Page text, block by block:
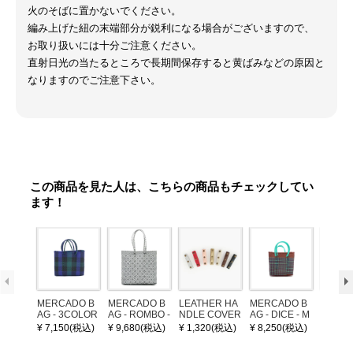
火のそばに置かないでください。
編み上げた紐の末端部分が鋭利になる場合がございますので、
お取り扱いには十分ご注意ください。
直射日光の当たるところで長期間保存すると黄ばみなどの原因と
なりますのでご注意下さい。
この商品を見た人は、こちらの商品もチェックしてい
ます！
MERCADO B
AG - 3COLOR
S CHECK - Bl
ack / Dark Gre
¥ 7,150(税込)
MERCADO B
AG - ROMBO -
LONG HANDL
E - Silver / Whi
¥ 9,680(税込)
LEATHER HA
NDLE COVER
¥ 1,320(税込)
MERCADO B
AG - DICE - M
OSAIC - Copp
er / Navy / Mint
¥ 8,250(税込)